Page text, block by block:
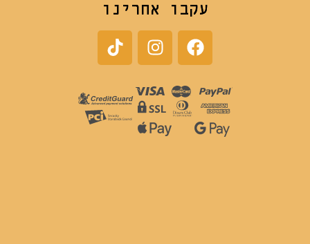
עקבו אחרינו